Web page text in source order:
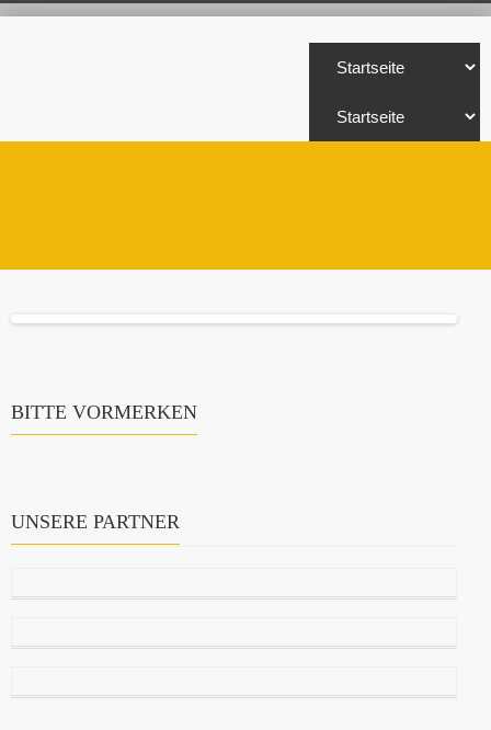
BITTE VORMERKEN
UNSERE PARTNER